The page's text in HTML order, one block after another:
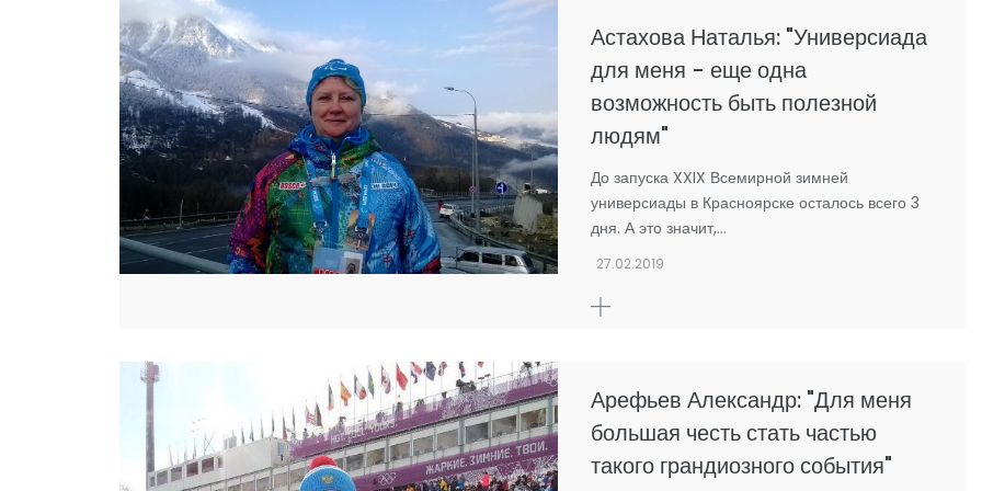
Астахова Наталья: "Универсиада
для меня - еще одна
возможность быть полезной
людям"
До запуска XXIX Всемирной зимней
универсиады в Красноярске осталось всего 3
дня. А это значит,…
27.02.2019
Арефьев Александр: "Для меня
большая честь стать частью
такого грандиозного события"